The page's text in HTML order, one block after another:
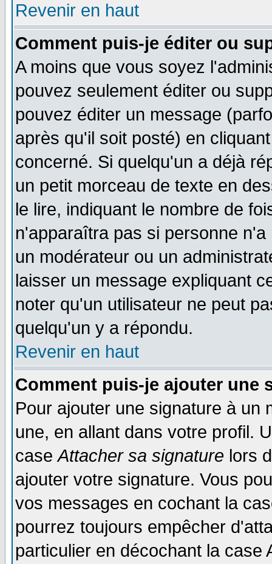
Revenir en haut
Comment puis-je éditer ou
A moins que vous soyez
pouvez seulement éditer ou
pouvez éditer un message
après qu'il soit posté) en
concerné. Si quelqu'un a déjà
un petit morceau de texte en
le lire, indiquant le nombre de
n'apparaîtra pas si personne
un modérateur ou un
laisser un message expliquant
noter qu'un utilisateur ne peut
quelqu'un y a répondu.
Revenir en haut
Comment puis-je ajouter une
Pour ajouter une signature à un
une, en allant dans votre profil.
caseAttacher sa signature lors
ajouter votre signature. Vous
vos messages en cochant la
pourrez toujours empêcher
particulier en décochant la